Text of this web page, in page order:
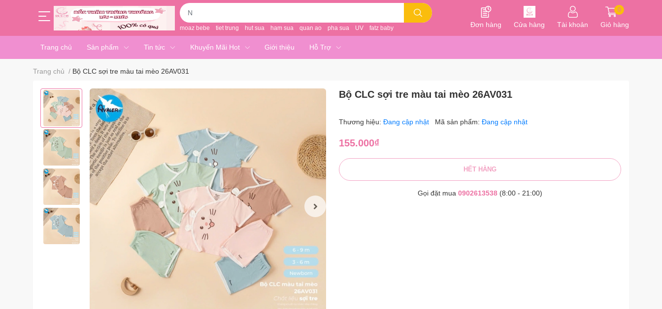
moaz bebe tiet trung hut sua ham sua quan ao pha sua UV fatz baby Đơn hàng Cửa hàng Tài khoản
0
Giỏ hàng
Trang chủ Sản phẩm Tin tức Khuyến Mãi Hot Giới thiệu Hỗ Trợ
Trang chủ / Bộ CLC sợi tre màu tai mèo 26AV031
Bộ CLC sợi tre màu tai mèo 26AV031
Thương hiệu: Đang cập nhật Mã sản phẩm: Đang cập nhật
155.000₫
HẾT HÀNG
Gọi đặt mua 0902613538 (8:00 - 21:00)